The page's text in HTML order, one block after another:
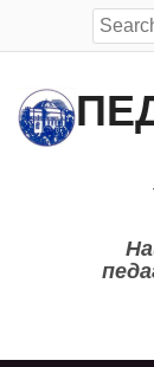
Search
for: